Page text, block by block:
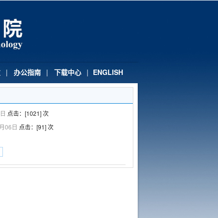
| 办公指南 | 下载中心 | ENGLISH
点击：[1021] 次
06日 点击：[91] 次